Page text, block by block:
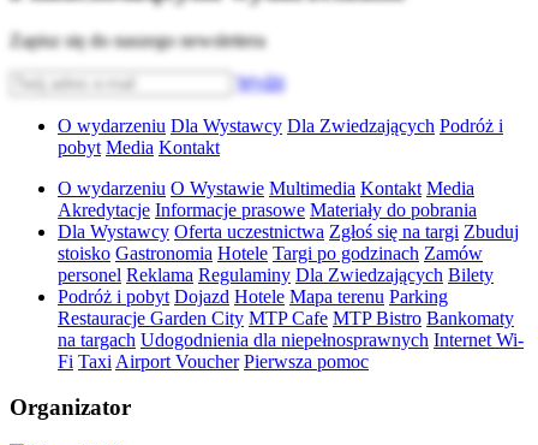
Zapisz się do naszego newslettera
Wyślij
O wydarzeniu Dla Wystawcy Dla Zwiedzających Podróż i
pobyt Media Kontakt
O wydarzeniu O Wystawie Multimedia Kontakt Media
Akredytacje Informacje prasowe Materiały do pobrania
Dla Wystawcy Oferta uczestnictwa Zgłoś się na targi Zbuduj
stoisko Gastronomia Hotele Targi po godzinach Zamów
personel Reklama Regulaminy Dla Zwiedzających Bilety
Podróż i pobyt Dojazd Hotele Mapa terenu Parking
Restauracje Garden City MTP Cafe MTP Bistro Bankomaty
na targach Udogodnienia dla niepełnosprawnych Internet Wi-
Fi Taxi Airport Voucher Pierwsza pomoc
Organizator